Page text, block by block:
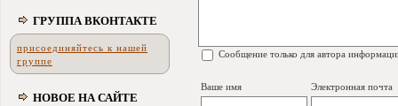
ГРУППА ВКОНТАКТЕ
присоединяйтесь к нашей
группе
НОВОЕ НА САЙТЕ
Сообщение только для автора
Ваше имя Электронная почта